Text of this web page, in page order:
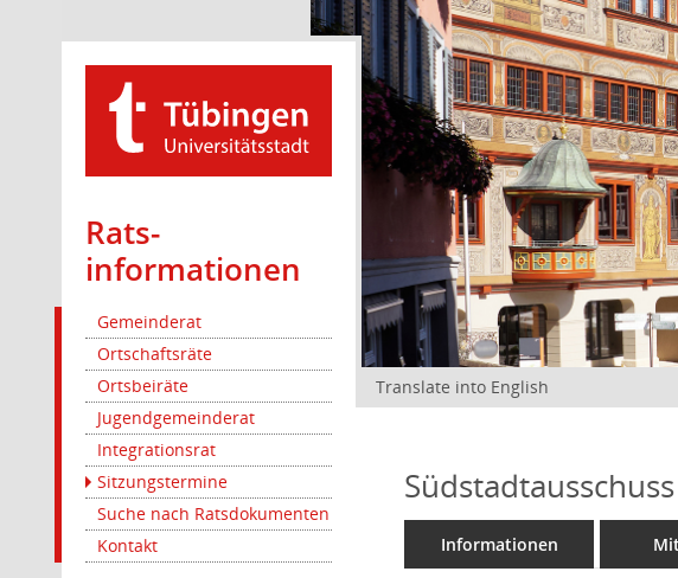
Rats­
informationen
Gemeinderat
Ortschaftsräte
Ortsbeiräte
Jugendgemeinderat
Integrationsrat
Sitzungstermine
Suche nach Ratsdokumenten
Kontakt
Translate into English
Informationen